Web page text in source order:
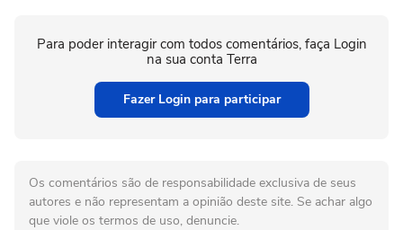
Para poder interagir com todos comentários, faça Login
na sua conta Terra
Fazer Login para participar
Os comentários são de responsabilidade exclusiva de seus
autores e não representam a opinião deste site. Se achar algo
que viole os termos de uso, denuncie.